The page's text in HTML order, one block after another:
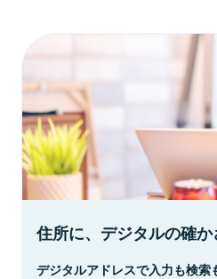
住所に、デジタルの確か
デジタルアドレスで入力も検索